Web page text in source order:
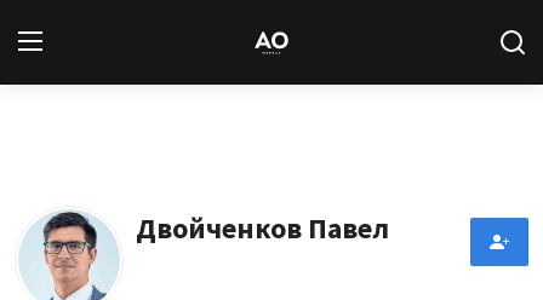
Новости
Статьи
Двойченков Павел